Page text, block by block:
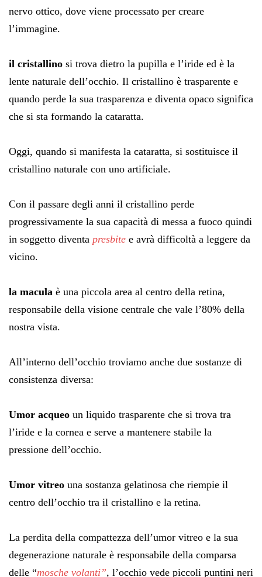
nervo ottico, dove viene processato per creare
l’immagine.
il cristallino si trova dietro la pupilla e l’iride ed è la
lente naturale dell’occhio. Il cristallino è trasparente e
quando perde la sua trasparenza e diventa opaco significa
che si sta formando la cataratta.
Oggi, quando si manifesta la cataratta, si sostituisce il
cristallino naturale con uno artificiale.
Con il passare degli anni il cristallino perde
progressivamente la sua capacità di messa a fuoco quindi
in soggetto diventa presbite e avrà difficoltà a leggere da
vicino.
la macula è una piccola area al centro della retina,
responsabile della visione centrale che vale l’80% della
nostra vista.
All’interno dell’occhio troviamo anche due sostanze di
consistenza diversa:
Umor acqueo un liquido trasparente che si trova tra
l’iride e la cornea e serve a mantenere stabile la
pressione dell’occhio.
Umor vitreo una sostanza gelatinosa che riempie il
centro dell’occhio tra il cristallino e la retina.
La perdita della compattezza dell’umor vitreo e la sua
degenerazione naturale è responsabile della comparsa
delle “mosche volanti”, l’occhio vede piccoli puntini neri